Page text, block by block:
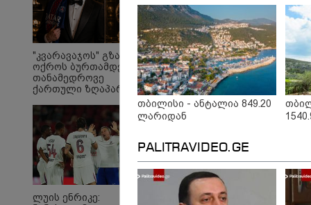
იყო გადაყვანილი - რა
დეტალებზე საუბრობს
მისი ადვოკატი?
Faceამბები
"კვარავაჯოს" გზა
ოქროს ბურთამდე:
თანამედროვე
ქართული ზღაპარი
ლუის ენრიკე:
თბილისი - ანტალია 849.20
ლარიდან
PALITRAVIDEO.GE